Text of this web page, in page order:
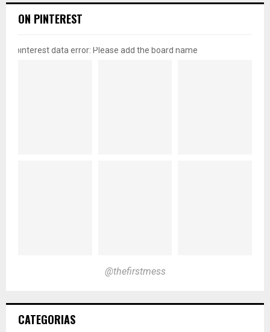
ON PINTEREST
pinterest data error: Please add the board name
@thefirstmess
CATEGORIAS